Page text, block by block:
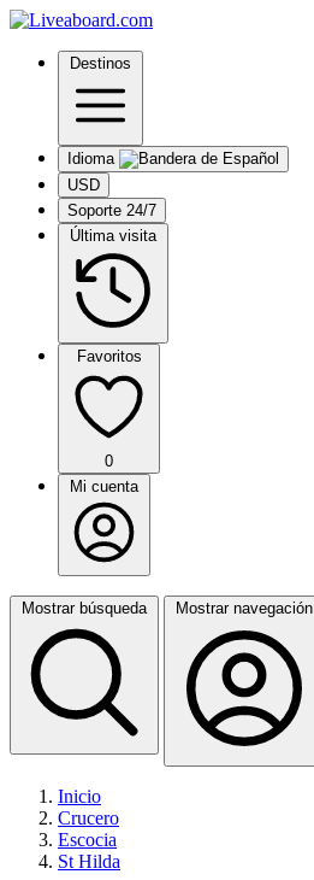
Destinos
Idioma
USD
Soporte 24/7
Última visita
Favoritos
0
Mi cuenta
Mostrar búsqueda Mostrar navegación
Inicio
Crucero
Escocia
St Hilda